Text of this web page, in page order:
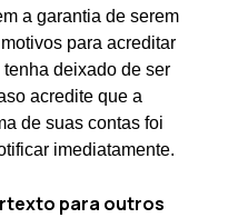
a garantia de serem
para acreditar
deixado de ser
acredite que a
de suas contas foi
imediatamente.
para outros